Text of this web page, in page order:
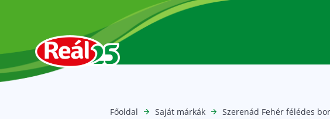
Főoldal Saját márkák Szerenád Fehér félédes bor